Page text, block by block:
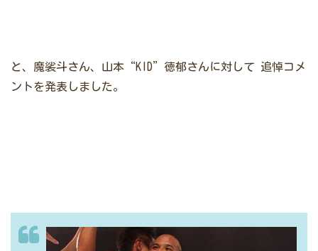
と、魔裟斗さん、山本“KID”徳郁さんに対して 追悼コメ
ントを発表しました。